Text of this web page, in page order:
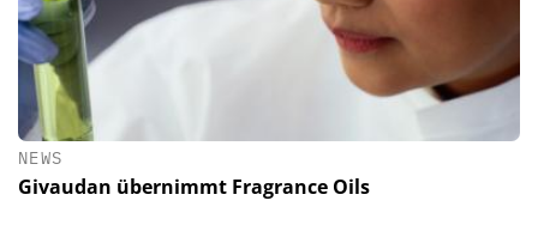
NEWS
Givaudan übernimmt Fragrance Oils